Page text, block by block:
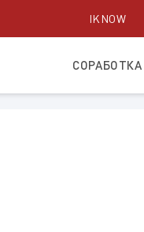
IKNOW
СОРАБОТКА